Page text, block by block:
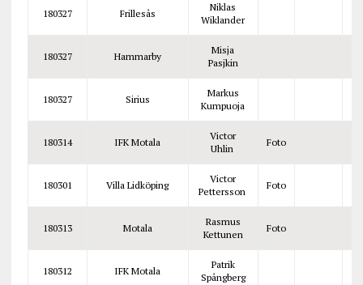
180327 Frillesås
Niklas
Wiklander
180327 Hammarby
Misja
Pasjkin
180327 Sirius
Markus
Kumpuoja
180314 IFK Motala
Victor
Uhlin
Foto
180301 Villa Lidköping
Victor
Pettersson
Foto
180313 Motala
Rasmus
Kettunen
Foto
180312 IFK Motala
Patrik
Spångberg